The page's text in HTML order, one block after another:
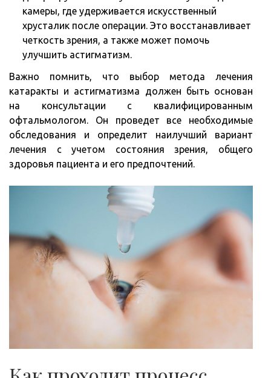
камеры, где удерживается искусственный
хрусталик после операции. Это восстанавливает
четкость зрения, а также может помочь
улучшить астигматизм.
Важно помнить, что выбор метода лечения
катаракты и астигматизма должен быть основан
на консультации с квалифицированным
офтальмологом. Он проведет все необходимые
обследования и определит наилучший вариант
лечения с учетом состояния зрения, общего
здоровья пациента и его предпочтений.